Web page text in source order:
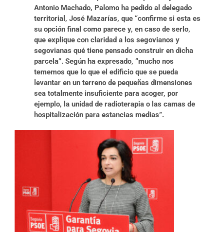
Antonio Machado, Palomo ha pedido al delegado
territorial, José Mazarías, que “confirme si esta es
su opción final como parece y, en caso de serlo,
que explique con claridad a los segovianos y
segovianas qué tiene pensado construir en dicha
parcela”. Según ha expresado, “mucho nos
tememos que lo que el edificio que se pueda
levantar en un terreno de pequeñas dimensiones
sea totalmente insuficiente para acoger, por
ejemplo, la unidad de radioterapia o las camas de
hospitalización para estancias medias”.